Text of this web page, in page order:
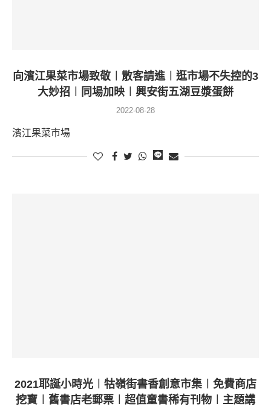
向濱江果菜市場致敬︱散客請進︱逛市場不失控的3
大妙招︱同場加映︱興安街五湖豆漿蛋餅
2022-08-28
濱江果菜市場
2021耶誕小時光︱牯嶺街書香創意市集︱免費商店
挖寶︱舊書店老郵票︱超值童書稀有刊物︱主題講